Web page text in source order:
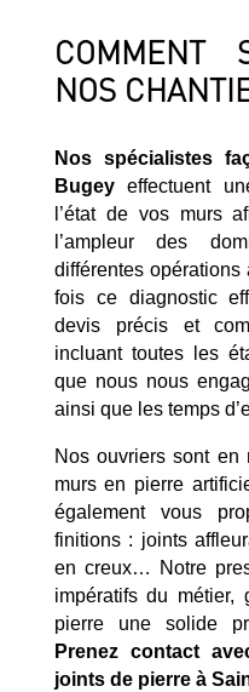
COMMENT
NOS
Nos spécialistes
Bugeyeffectuent
l’état de vos murs
l’ampleur des
différentes
fois ce diagnostic
devis précis et
incluant toutes les
que nous nous
ainsi que les temps
Nos ouvriers sont en
murs en pierre
également vous
finitions : joints
en creux… Notre
impératifs du métier,
pierre une solide
Prenez contact
joints de pierre à
Mentions Légales